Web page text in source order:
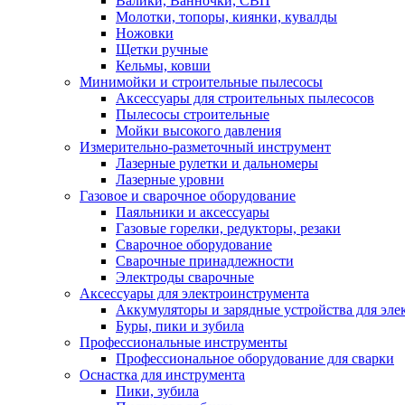
Молотки, топоры, киянки, кувалды
Ножовки
Щетки ручные
Кельмы, ковши
Минимойки и строительные пылесосы
Аксессуары для строительных пылесосов
Пылесосы строительные
Мойки высокого давления
Измерительно-разметочный инструмент
Лазерные рулетки и дальномеры
Лазерные уровни
Газовое и сварочное оборудование
Паяльники и аксессуары
Газовые горелки, редукторы, резаки
Сварочное оборудование
Сварочные принадлежности
Электроды сварочные
Аксессуары для электроинструмента
Аккумуляторы и зарядные устройства для
Буры, пики и зубила
Профессиональные инструменты
Профессиональное оборудование для сварки
Оснастка для инструмента
Пики, зубила